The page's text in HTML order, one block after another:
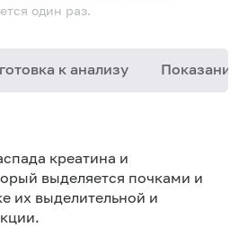
один раз.
к анализу
креатина и
выделяется почками и
их выделительной и